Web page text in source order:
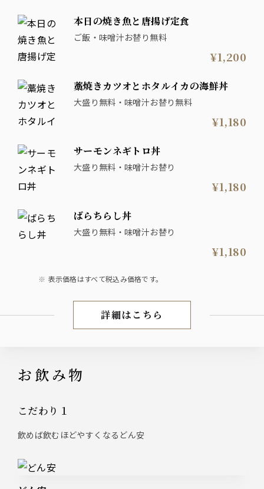
本日の焼き魚と唐揚げ定食
ご飯・味噌汁お替り無料
¥1,200
藁焼きカツオとホタルイカの海鮮丼
大盛り無料・味噌汁お替り無料
¥1,180
サーモンネギトロ丼
大盛り無料・味噌汁お替り
¥1,180
ばらちらし丼
大盛り無料・味噌汁お替り
¥1,180
表示価格はすべて税込み価格です。
ランチ
詳細はこちら
お飲み物
こだわり１
飲めば飲むほどやすくなるどん安